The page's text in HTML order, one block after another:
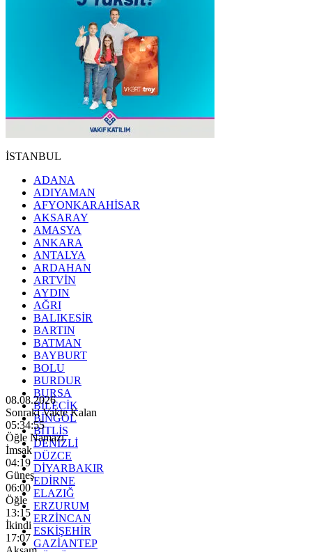
İSTANBUL
ADANA
ADIYAMAN
AFYONKARAHİSAR
AKSARAY
AMASYA
ANKARA
ANTALYA
ARDAHAN
ARTVİN
AYDIN
AĞRI
BALIKESİR
BARTIN
BATMAN
BAYBURT
BOLU
BURDUR
BURSA
BİLECİK
BİNGÖL
BİTLİS
DENİZLİ
DÜZCE
DİYARBAKIR
EDİRNE
ELAZIĞ
ERZURUM
ERZİNCAN
ESKİŞEHİR
GAZİANTEP
08.08.2026
Sonraki Vakte Kalan
05:34:53
Öğle Namazı
İmsak
04:19
Güneş
06:00
Öğle
13:15
İkindi
17:07